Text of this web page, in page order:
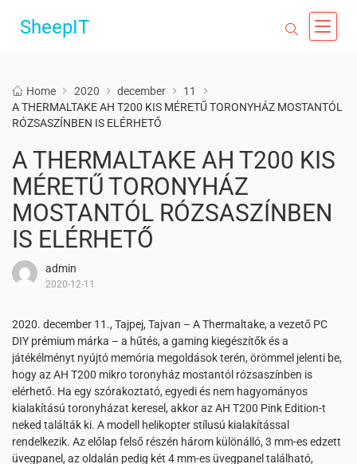
SheepIT
Home 2020 december
11
A THERMALTAKE AH T200 KIS MÉRETŰ TORONYHÁZ MOSTANTÓL
RÓZSASZÍNBEN IS ELÉRHETŐ
A THERMALTAKE AH T200 KIS
MÉRETŰ TORONYHÁZ
MOSTANTÓL RÓZSASZÍNBEN
IS ELÉRHETŐ
admin
2020-12-11
2020. december 11., Tajpej, Tajvan – A Thermaltake, a vezető PC
DIY prémium márka – a hűtés, a gaming kiegészítők és a
játékélményt nyújtó memória megoldások terén, örömmel jelenti be,
hogy az AH T200 mikro toronyház mostantól rózsaszínben is
elérhető. Ha egy szórakoztató, egyedi és nem hagyományos
kialakítású toronyházat keresel, akkor az AH T200 Pink Edition-t
neked találták ki. A modell helikopter stílusú kialakítással
rendelkezik. Az előlap felső részén három különálló, 3 mm-es edzett
üvegpanel, az oldalán pedig két 4 mm-es üvegpanel található,